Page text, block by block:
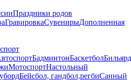
Праздники родов
ГравировкаСувенирыДополненная
БадминтонБаскетболБильярд
МотоспортНастольный
Бейсбол, гандбол,регбиСанный